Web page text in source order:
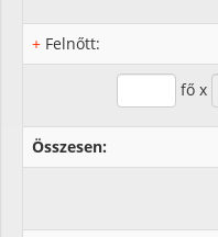
+ Felnőtt:
fő x
Összesen: